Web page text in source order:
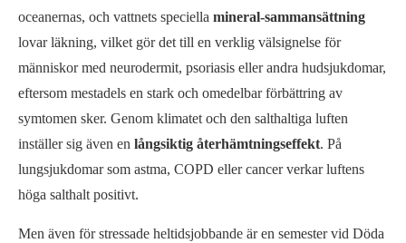
oceanernas, och vattnets speciella mineral-sammansättning
lovar läkning, vilket gör det till en verklig välsignelse för
människor med neurodermit, psoriasis eller andra hudsjukdomar,
eftersom mestadels en stark och omedelbar förbättring av
symtomen sker. Genom klimatet och den salthaltiga luften
inställer sig även en långsiktig återhämtningseffekt. På
lungsjukdomar som astma, COPD eller cancer verkar luftens
höga salthalt positivt.
Men även för stressade heltidsjobbande är en semester vid Döda